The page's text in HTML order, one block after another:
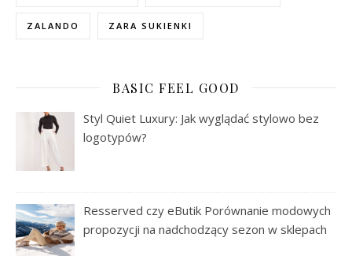
ZALANDO ZARA SUKIENKI
BASIC FEEL GOOD
Styl Quiet Luxury: Jak wyglądać stylowo bez
logotypów?
Resserved czy eButik Porównanie modowych
propozycji na nadchodzący sezon w sklepach